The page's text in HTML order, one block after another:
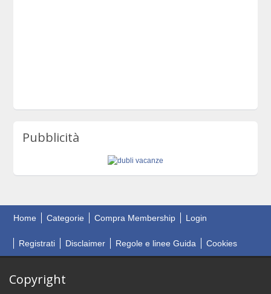
Pubblicità
Home Categorie Compra Membership Login
Registrati Disclaimer Regole e linee Guida Cookies
Copyright